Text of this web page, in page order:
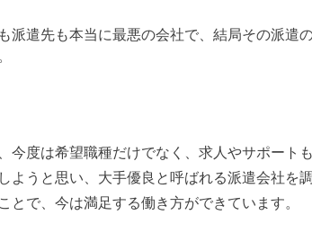
派遣先も本当に最悪の会社で、結局その派遣
今度は希望職種だけでなく、求人やサポート
ようと思い、大手優良と呼ばれる派遣会社を
とで、今は満足する働き方ができています。